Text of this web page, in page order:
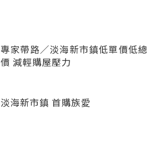
專家帶路／淡海新市鎮低單價低總
價 減輕購屋壓力
淡海新市鎮 首購族愛